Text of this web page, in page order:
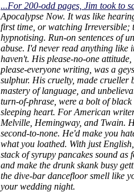
...For 200-odd pages, Jim took to
Apocalypse Now. It was like
first time, or watching Irreversible;
hypnotising. Run-on sentences of
abuse. I'd never read anything like
haven't. His please-no-one
please-everyone writing, was a
sulphur. His cruelty, made crueller
mastery of language, and
turn-of-phrase, were a bolt of
sleeping heart. For American
Melville, Hemingway, and Twain.
second-to-none. He'd make you
what you loathed. With just
stack of syrupy pancakes sound as
and make the drunk skank busy
the dive-bar dancefloor smell like
your wedding night.